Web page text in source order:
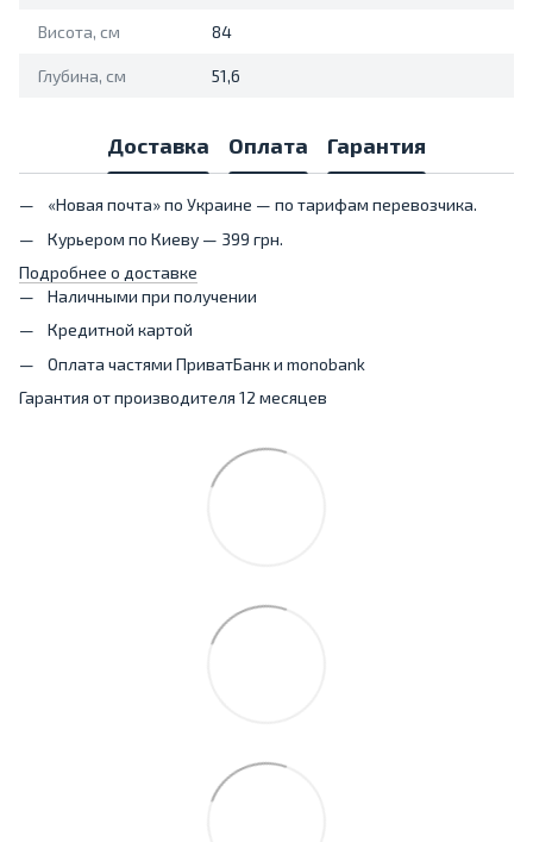
Висота, см 84
Глубина, см 51,6
Доставка Оплата Гарантия
«Новая почта» по Украине — по тарифам перевозчика.
Курьером по Киеву — 399 грн.
Подробнее о доставке
Наличными при получении
Кредитной картой
Оплата частями ПриватБанк и monobank
Гарантия от производителя 12 месяцев